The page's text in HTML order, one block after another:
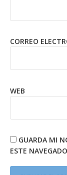
CORREO
WEB
GUARDA MI
ESTE